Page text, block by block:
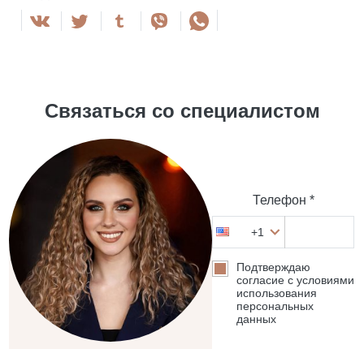
Связаться со специалистом
Телефон *
+1
Подтверждаю
согласие с условиями
использования
персональных
данных